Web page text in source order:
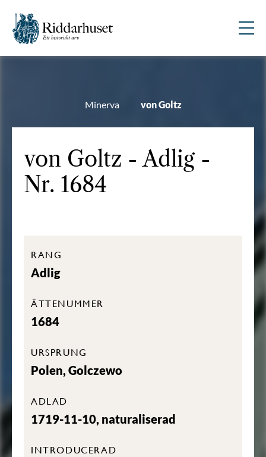
Minerva von Goltz
von Goltz - Adlig -
Nr. 1684
RANG
Adlig
ÄTTENUMMER
1684
URSPRUNG
Polen, Golczewo
ADLAD
1719-11-10, naturaliserad
INTRODUCERAD